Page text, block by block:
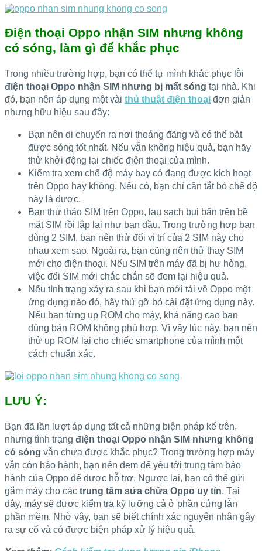
Điện thoại Oppo nhận SIM nhưng không
có sóng, làm gì để khắc phục
Trong nhiều trường hợp, bạn có thể tự mình khắc phục lỗi
điện thoại Oppo nhận SIM nhưng bị mất sóng tại nhà. Khi
đó, bạn nên áp dụng một vài thủ thuật điện thoại đơn giản
nhưng hữu hiệu sau đây:
Bạn nên di chuyển ra nơi thoáng đãng và có thể bắt
được sóng tốt nhất. Nếu vẫn không hiệu quả, bạn hãy
thử khởi động lại chiếc điện thoại của mình.
Kiểm tra xem chế độ máy bay có đang được kích hoạt
trên Oppo hay không. Nếu có, bạn chỉ cần tắt bỏ chế độ
này là được.
Bạn thử tháo SIM trên Oppo, lau sạch bụi bẩn trên bề
mặt SIM rồi lắp lại như ban đầu. Trong trường hợp bạn
dùng 2 SIM, bạn nên thử đổi vị trí của 2 SIM này cho
nhau xem sao. Ngoài ra, bạn cũng nên thử thay SIM
mới cho điện thoại. Nếu SIM trên máy đã bị hư hỏng,
việc đổi SIM mới chắc chắn sẽ đem lại hiệu quả.
Nếu tình trạng xảy ra sau khi bạn mới tải về Oppo một
ứng dụng nào đó, hãy thử gỡ bỏ cài đặt ứng dụng này.
Nếu bạn từng up ROM cho máy, khả năng cao bạn
dùng bản ROM không phù hợp. Vì vậy lúc này, bạn nên
thử up ROM lại cho chiếc smartphone của mình một
cách chuẩn xác.
LƯU Ý:
Bạn đã lần lượt áp dụng tất cả những biện pháp kể trên,
nhưng tình trạng điện thoại Oppo nhận SIM nhưng không
có sóng vẫn chưa được khắc phục? Trong trường hợp máy
vẫn còn bảo hành, bạn nên đem dế yêu tới trung tâm bảo
hành của Oppo để được hỗ trợ. Ngược lại, bạn có thể gửi
gắm máy cho các trung tâm sửa chữa Oppo uy tín. Tại
đây, máy sẽ được kiểm tra kỹ lưỡng cả ở phần cứng lẫn
phần mềm. Nhờ vậy, bạn sẽ biết chính xác nguyên nhân gây
ra sự cố và có được biện pháp xử lý hiệu quả.